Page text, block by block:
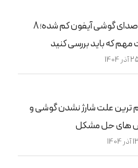
چرا صدای گوشی آیفون کم شده؛ 8
مهم که باید بررسی کنید
ترین علت شارژ نشدن گوشی و
های حل مشکل